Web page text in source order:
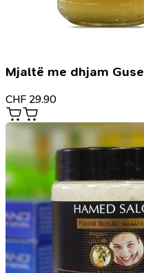
Mjaltë me dhjam Guse
CHF 29.90